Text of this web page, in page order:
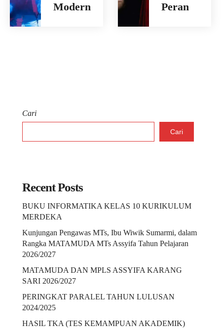
Modern
Peran
Cari
Cari
Recent Posts
BUKU INFORMATIKA KELAS 10 KURIKULUM
MERDEKA
Kunjungan Pengawas MTs, Ibu Wiwik Sumarmi, dalam
Rangka MATAMUDA MTs Assyifa Tahun Pelajaran
2026/2027
MATAMUDA DAN MPLS ASSYIFA KARANG
SARI 2026/2027
PERINGKAT PARALEL TAHUN LULUSAN
2024/2025
HASIL TKA (TES KEMAMPUAN AKADEMIK)